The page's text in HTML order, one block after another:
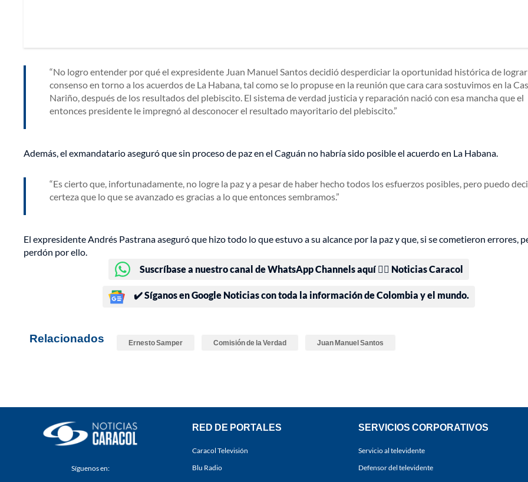
No logro entender por qué el expresidente Juan Manuel Santos decidió desperdiciar la oportunidad histórica de
consenso en torno a los acuerdos de La Habana, tal como se lo propuse en la reunión que cara cara sostuvimos en la
Nariño, después de los resultados del plebiscito. El sistema de verdad justicia y reparación nació con esa mancha que el
entonces presidente le impregnó al desconocer el resultado mayoritario del plebiscito.
Además, el exmandatario aseguró que sin proceso de paz en el Caguán no habría sido posible el acuerdo en La Habana.
Es cierto que, infortunadamente, no logre la paz y a pesar de haber hecho todos los esfuerzos posibles, pero puedo
certeza que lo que se avanzado es gracias a lo que entonces sembramos.
El expresidente Andrés Pastrana aseguró que hizo todo lo que estuvo a su alcance por la paz y que, si se cometieron errores,
perdón por ello.
Suscríbase a nuestro canal de WhatsApp Channels aquí 👉🏻 Noticias Caracol
✔️ Síganos en Google Noticias con toda la información de Colombia y el mundo.
Relacionados Ernesto Samper Comisión de la Verdad Juan Manuel Santos
Síguenos en:
RED DE PORTALES
Caracol Televisión
Blu Radio
SERVICIOS CORPORATIVOS
Servicio al televidente
Defensor del televidente